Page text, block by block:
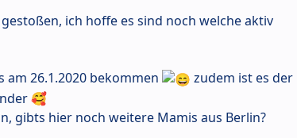
ich hoffe es sind noch welche aktiv
26.1.2020 bekommen
zudem ist es der
🥰
gibts hier noch weitere Mamis aus Berlin?